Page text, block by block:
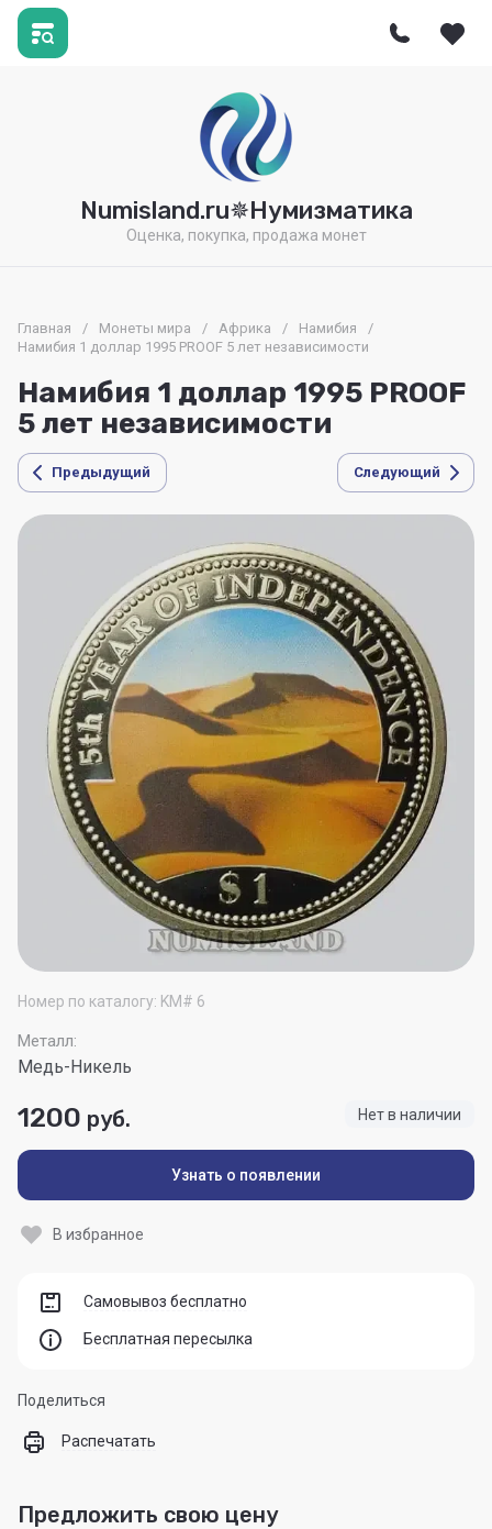
Numisland.ru✵Нумизматика
Оценка, покупка, продажа монет
Главная / Монеты мира / Африка / Намибия
/
Намибия 1 доллар 1995 PROOF 5 лет независимости
Намибия 1 доллар 1995 PROOF
5 лет независимости
Предыдущий Следующий
Номер по каталогу: KM# 6
Металл:
Медь-Никель
Нет в наличии
1200 руб.
Узнать о появлении
В избранное
Самовывоз бесплатно
Бесплатная пересылка
Поделиться
Распечатать
Предложить свою цену